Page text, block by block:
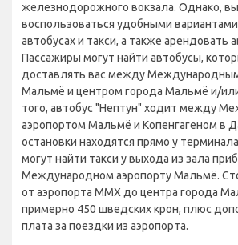
железнодорожного вокзала. Однако,
воспользоваться удобными
автобусах и такси, а также арендовать
Пассажиры могут найти автобусы,
доставлять вас между
Мальмё и центром города Мальмё и/
того, автобус "Нептун" ходит между
аэропортом Мальмё и Копенгагеном в
остановки находятся прямо у
могут найти такси у выхода из зала
Международном аэропорту Мальмё.
от аэропорта MMX до центра города
примерно 450 шведских крон, плюс
плата за поездки из аэропорта.